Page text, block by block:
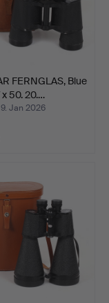
FERNGLAS, Blue
x 50. 20.…
Jan 2026